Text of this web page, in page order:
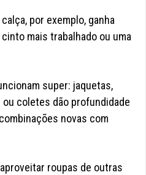
por exemplo, ganha
mais trabalhado ou uma
super: jaquetas,
coletes dão profundidade
novas com
roupas de outras